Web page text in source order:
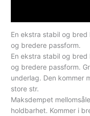
En ekstra stabil og
og bredere passform.
En ekstra stabil og
og bredere passform.
underlag. Den kommer
store str.
Maksdempet
holdbarhet. Kommer i